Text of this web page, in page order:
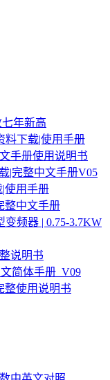
年新高
料下载|使用手册
手册使用说明书
|完整中文手册V05
使用手册
整中文手册
变频器 | 0.75-3.7KW
说明书
简体手册_V09
整使用说明书